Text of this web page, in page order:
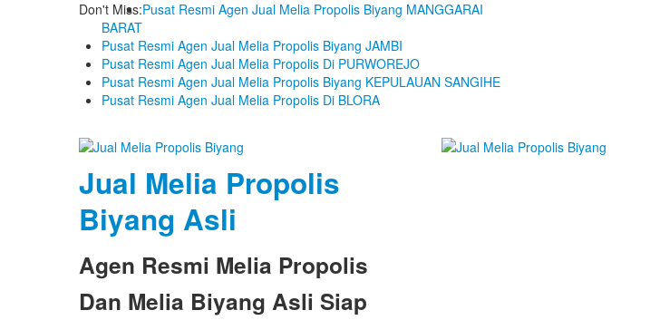
Don't Miss:Pusat Resmi Agen Jual Melia Propolis Biyang MANGGARAI
BARAT
Pusat Resmi Agen Jual Melia Propolis Biyang JAMBI
Pusat Resmi Agen Jual Melia Propolis Di PURWOREJO
Pusat Resmi Agen Jual Melia Propolis Biyang KEPULAUAN SANGIHE
Pusat Resmi Agen Jual Melia Propolis Di BLORA
Jual Melia Propolis
Biyang Asli
Agen Resmi Melia Propolis
Dan Melia Biyang Asli Siap